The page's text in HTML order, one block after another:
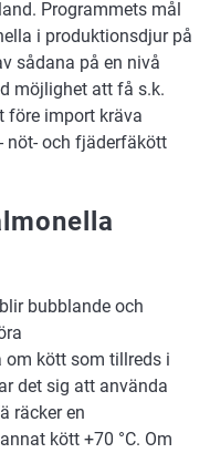
Programmets mål
i produktionsdjur på
sådana på en nivå
möjlighet att få s.k.
före import kräva
nöt- och fjäderfäkött
bubblande och
om kött som tillreds i
det sig att använda
räcker en
kött +70 °C. Om